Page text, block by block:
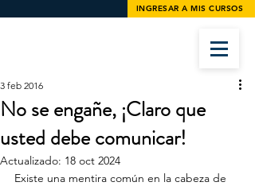
INGRESAR A MIS CURSOS
No se engañe, ¡Claro que
usted debe comunicar!
3 feb 2016
Actualizado: 18 oct 2024
Existe una mentira común en la cabeza de